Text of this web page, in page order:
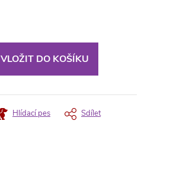
VLOŽIT DO KOŠÍKU
Hlídací pes Sdílet